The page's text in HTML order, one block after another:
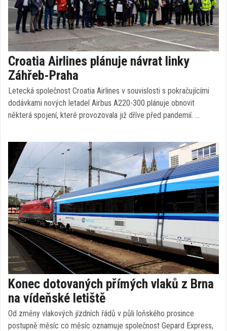
Croatia Airlines plánuje návrat linky
Záhřeb-Praha
Letecká společnost Croatia Airlines v souvislosti s pokračujícími
dodávkami nových letadel Airbus A220-300 plánuje obnovit
některá spojení, které provozovala již dříve před pandemií. …
Konec dotovaných přímých vlaků z Brna
na vídeňské letiště
Od změny vlakových jízdních řádů v půli loňského prosince
postupně měsíc co měsíc oznamuje společnost Gepard Express,